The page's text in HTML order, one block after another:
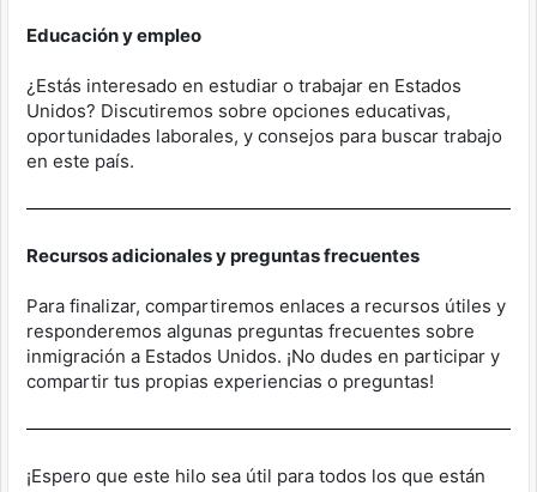
Educación y empleo
¿Estás interesado en estudiar o trabajar en Estados
Unidos? Discutiremos sobre opciones educativas,
oportunidades laborales, y consejos para buscar trabajo
en este país.
Recursos adicionales y preguntas frecuentes
Para finalizar, compartiremos enlaces a recursos útiles y
responderemos algunas preguntas frecuentes sobre
inmigración a Estados Unidos. ¡No dudes en participar y
compartir tus propias experiencias o preguntas!
¡Espero que este hilo sea útil para todos los que están